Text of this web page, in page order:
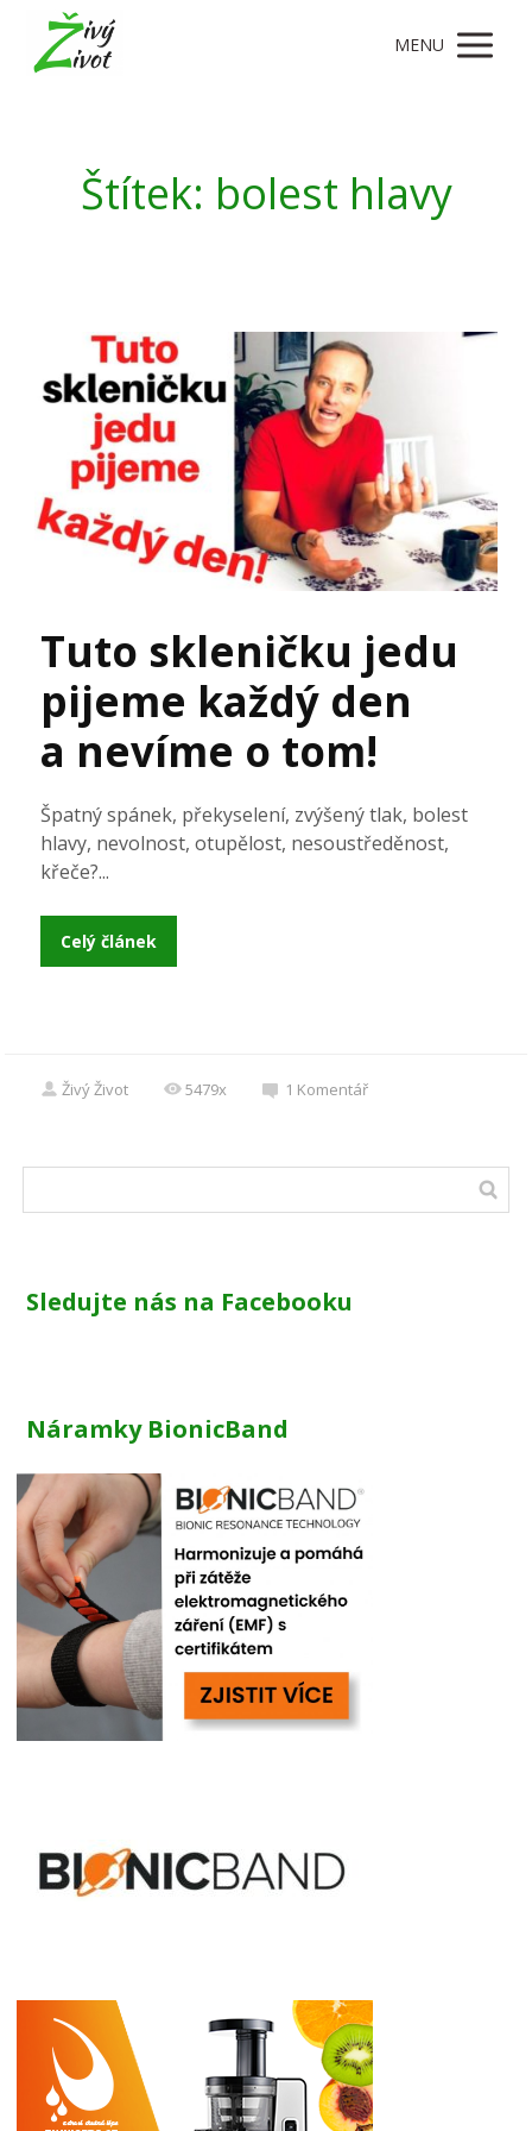
MENU
Štítek: bolest hlavy
Tuto skleničku jedu
pijeme každý den
a nevíme o tom!
Špatný spánek, překyselení, zvýšený tlak, bolest
hlavy, nevolnost, otupělost, nesoustředěnost,
křeče?...
Celý článek
Živý Život 5479x 1 Komentář
Sledujte nás na Facebooku
Náramky BionicBand